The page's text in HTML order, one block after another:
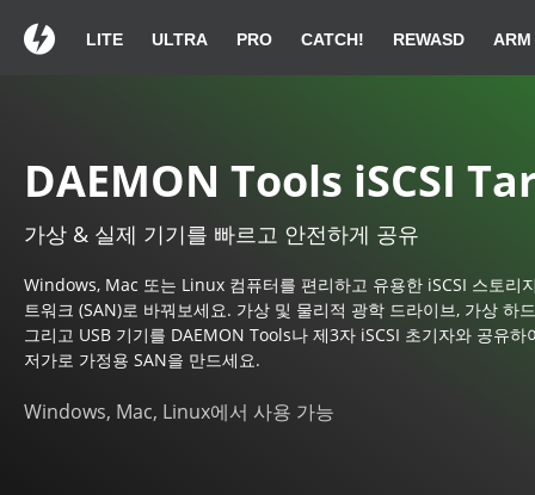
LITE ULTRA PRO CATCH! REWASD ARM
DAEMON Tools iSCSI
가상 & 실제 기기를 빠르고 안전하게 공유
Windows, Mac 또는 Linux 컴퓨터를 편리하고 유용한 iSCSI 스토리
트워크 (SAN)로 바꿔보세요. 가상 및 물리적 광학 드라이브, 가상 하
그리고 USB 기기를 DAEMON Tools나 제3자 iSCSI 초기자와 공유하
저가로 가정용 SAN을 만드세요.
Windows, Mac, Linux에서 사용 가능
DAEMON
DAEMONTools.exe를 두 번 클릭하십시
DAEMON
DAEMONTools.exe를 두 번 클릭하십시
DAEMON
DAEMONTools.exe를 두 번 클릭하십시